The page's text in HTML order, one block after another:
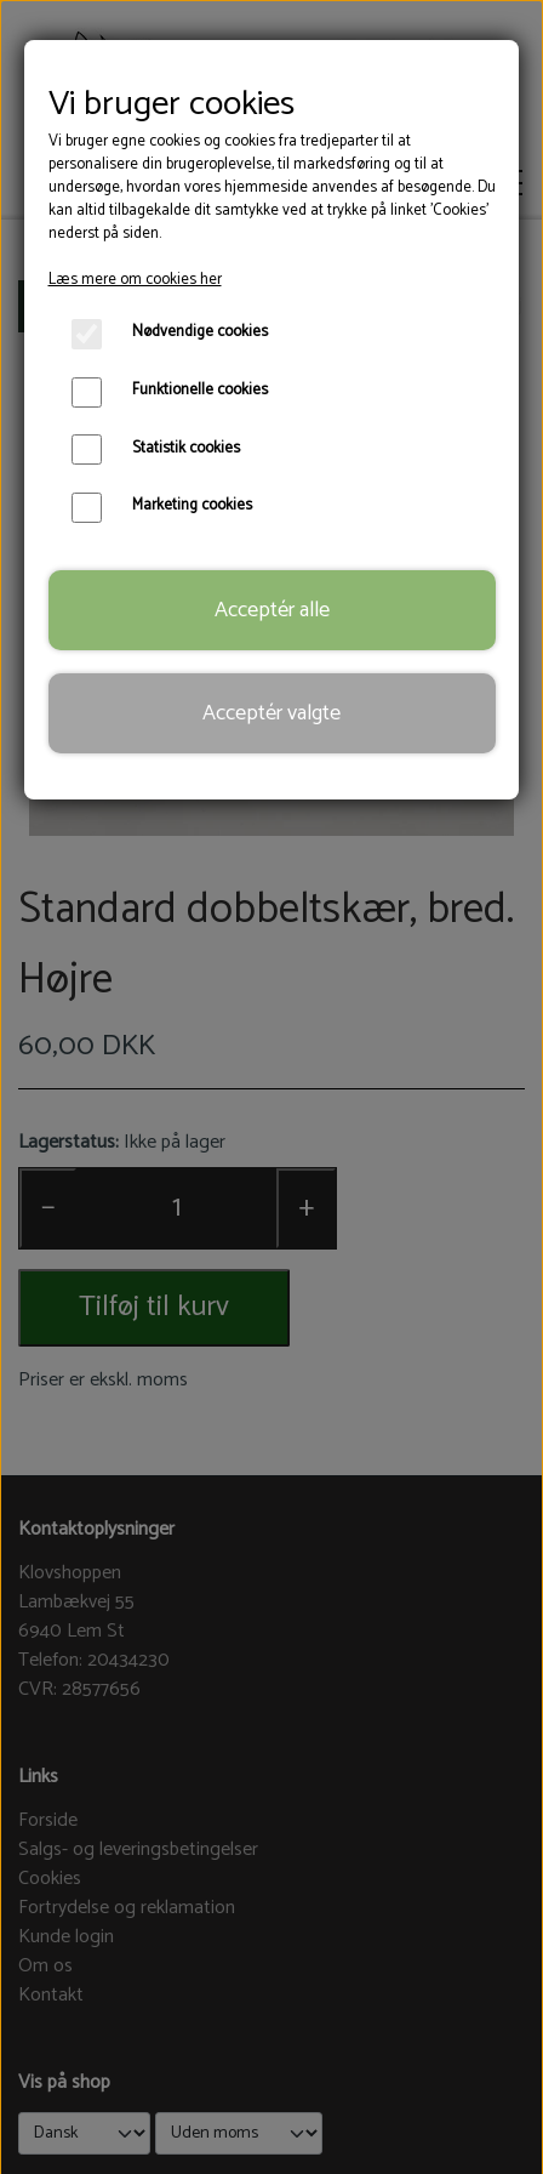
KLOVLIM
KLOVSKO
FRÆSERHOVEDER
SÅRBEHANDLING
HOVKNIVE
REB & MANCHETTER
KONTAKT
Standard dobbeltskær, bred.
Højre
60,00 DKK
Lagerstatus:Ikke på lager
− +
Tilføj til kurv
Priser er ekskl. moms
Kontaktoplysninger
Klovshoppen
Lambækvej 55
6940 Lem St
Telefon: 20434230
CVR: 28577656
Links
Forside
Salgs- og leveringsbetingelser
Cookies
Fortrydelse og reklamation
Kunde login
Om os
Kontakt
Vis på shop
Vi bruger cookies
Vi bruger egne cookies og cookies fra tredjeparter til at
personalisere din brugeroplevelse, til markedsføring og til at
undersøge, hvordan vores hjemmeside anvendes af besøgende. Du
kan altid tilbagekalde dit samtykke ved at trykke på linket 'Cookies'
nederst på siden.
Læs mere om cookies her
Nødvendige cookies
Funktionelle cookies
Statistik cookies
Marketing cookies
Acceptér alle
Acceptér valgte